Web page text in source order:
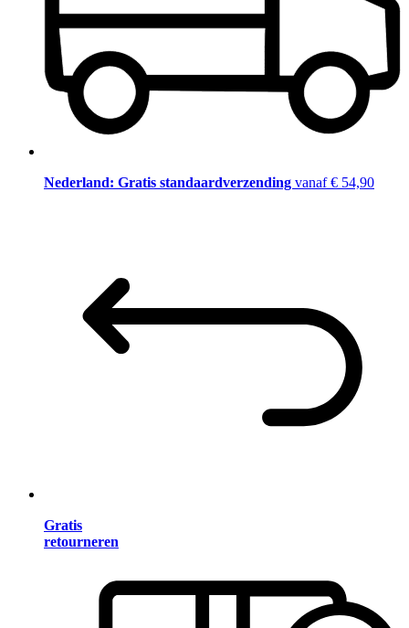
Nederland: Gratis standaardverzending vanaf € 54,90
Gratis
retourneren